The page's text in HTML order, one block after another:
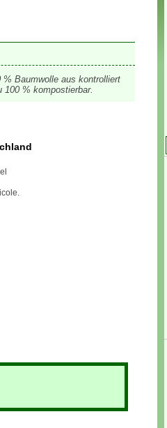
Baumwolle aus kontrolliert
% kompostierbar.